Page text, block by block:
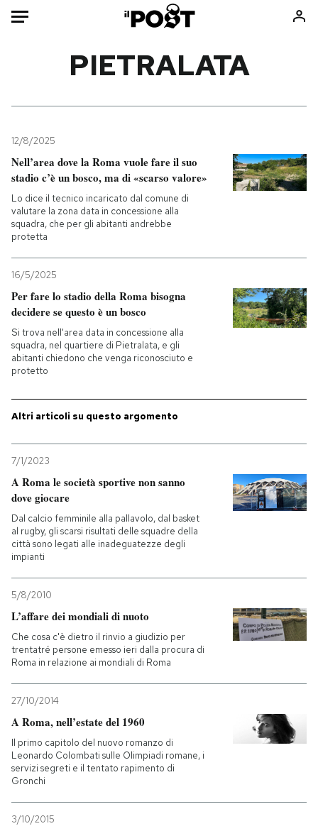
Mondo
Politica
Tecnologia
Internet
Scienza
Cultura
Economia
Consumismi
Storie/Idee
Ok Boomer!
Altrecose
PODCAST
SHOP
CALENDARIO
AREA PERSONALE
Entra
PIETRALATA
12/8/2025
Nell’area dove la Roma vuole fare il suo
stadio c’è un bosco, ma di «scarso valore»
Lo dice il tecnico incaricato dal comune di
valutare la zona data in concessione alla
squadra, che per gli abitanti andrebbe
protetta
16/5/2025
Per fare lo stadio della Roma bisogna
decidere se questo è un bosco
Si trova nell'area data in concessione alla
squadra, nel quartiere di Pietralata, e gli
abitanti chiedono che venga riconosciuto e
protetto
Altri articoli su questo argomento
7/1/2023
A Roma le società sportive non sanno
dove giocare
Dal calcio femminile alla pallavolo, dal basket
al rugby, gli scarsi risultati delle squadre della
città sono legati alle inadeguatezze degli
impianti
5/8/2010
L’affare dei mondiali di nuoto
Che cosa c'è dietro il rinvio a giudizio per
trentatré persone emesso ieri dalla procura di
Roma in relazione ai mondiali di Roma
27/10/2014
A Roma, nell’estate del 1960
Il primo capitolo del nuovo romanzo di
Leonardo Colombati sulle Olimpiadi romane, i
servizi segreti e il tentato rapimento di
Gronchi
3/10/2015